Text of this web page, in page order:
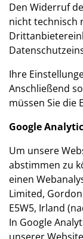
Den Widerruf
nicht technisch
Ihre
Anschließend
müssen Sie die
Google
Um unsere
abstimmen zu
einen
Limited,
E5W5, Irland
In Google